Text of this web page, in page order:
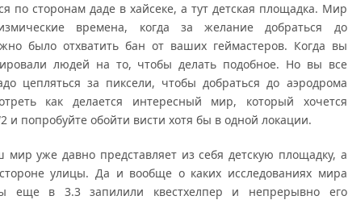
по сторонам даде в хайсеке, а тут детская площадка. Мир
времена, когда за желание добраться до
было отхватить бан от ваших геймастеров. Когда вы
людей на то, чтобы делать подобное. Но вы все
цепляться за пиксели, чтобы добраться до аэродрома
как делается интересный мир, который хочется
и попробуйте обойти висти хотя бы в одной локации.
мир уже давно представляет из себя детскую площадку, а
улицы. Да и вообще о каких исследованиях мира
еще в 3.3 запилили квестхелпер и непрерывно его